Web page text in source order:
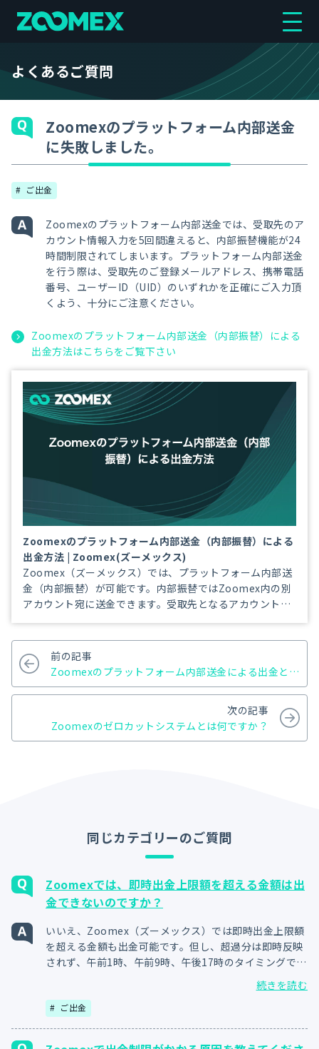
よくあるご質問
Zoomexのプラットフォーム内部送金
に失敗しました。
ご出金
Zoomexのプラットフォーム内部送金では、受取先のア
カウント情報入力を5回間違えると、内部振替機能が24
時間制限されてしまいます。プラットフォーム内部送金
を行う際は、受取先のご登録メールアドレス、携帯電話
番号、ユーザーID（UID）のいずれかを正確にご入力頂
くよう、十分にご注意ください。
Zoomexのプラットフォーム内部送金（内部振替）による
出金方法はこちらをご覧下さい
Zoomexのプラットフォーム内部送金（内部振替）による
出金方法 | Zoomex(ズーメックス)
Zoomex（ズーメックス）では、プラットフォーム内部送
金（内部振替）が可能です。内部振替ではZoomex内の別
アカウント宛に送金できます。受取先となるアカウントの
す。
前の記事
Zoomexのプラットフォーム内部送金による出金とは
何ですか？
次の記事
Zoomexのゼロカットシステムとは何ですか？
同じカテゴリーのご質問
Zoomexでは、即時出金上限額を超える金額は出
金できないのですか？
いいえ、Zoomex（ズーメックス）では即時出金上限額
を超える金額も出金可能です。但し、超過分は即時反映
されず、午前1時、午前9時、午後17時のタイミングで手
動で出金処理が行われます。尚、1日あたりの出金上限
額を超える出金はできませんので予めご了承ください。
続きを読む
ご出金